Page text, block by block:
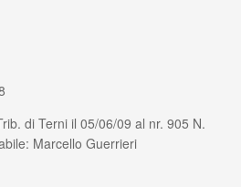
di Terni il 05/06/09 al nr. 905 N.
Marcello Guerrieri